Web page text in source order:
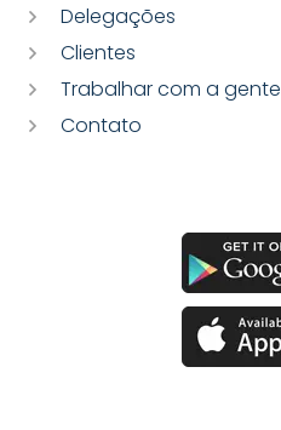
Delegações
Clientes
Trabalhar com a gente
Contato